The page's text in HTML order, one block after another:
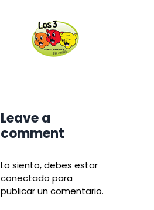
Leave a
comment
Lo siento, debes estar
conectado para
publicar un comentario.